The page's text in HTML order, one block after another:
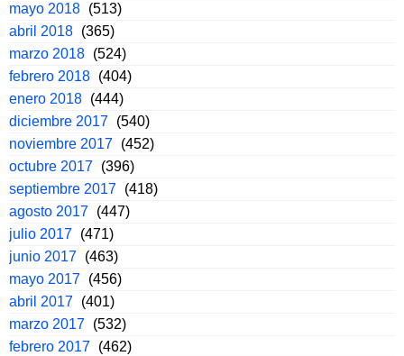
mayo 2018 (513)
abril 2018 (365)
marzo 2018 (524)
febrero 2018 (404)
enero 2018 (444)
diciembre 2017 (540)
noviembre 2017 (452)
octubre 2017 (396)
septiembre 2017 (418)
agosto 2017 (447)
julio 2017 (471)
junio 2017 (463)
mayo 2017 (456)
abril 2017 (401)
marzo 2017 (532)
febrero 2017 (462)